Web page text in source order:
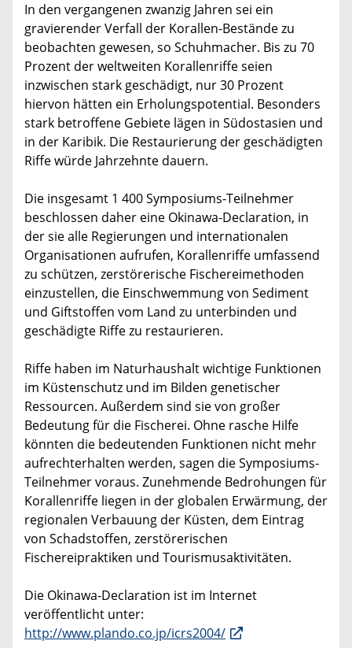
In den vergangenen zwanzig Jahren sei ein
gravierender Verfall der Korallen-Bestände zu
beobachten gewesen, so Schuhmacher. Bis zu 70
Prozent der weltweiten Korallenriffe seien
inzwischen stark geschädigt, nur 30 Prozent
hiervon hätten ein Erholungspotential. Besonders
stark betroffene Gebiete lägen in Südostasien und
in der Karibik. Die Restaurierung der geschädigten
Riffe würde Jahrzehnte dauern.
Die insgesamt 1 400 Symposiums-Teilnehmer
beschlossen daher eine Okinawa-Declaration, in
der sie alle Regierungen und internationalen
Organisationen aufrufen, Korallenriffe umfassend
zu schützen, zerstörerische Fischereimethoden
einzustellen, die Einschwemmung von Sediment
und Giftstoffen vom Land zu unterbinden und
geschädigte Riffe zu restaurieren.
Riffe haben im Naturhaushalt wichtige Funktionen
im Küstenschutz und im Bilden genetischer
Ressourcen. Außerdem sind sie von großer
Bedeutung für die Fischerei. Ohne rasche Hilfe
könnten die bedeutenden Funktionen nicht mehr
aufrechterhalten werden, sagen die Symposiums-
Teilnehmer voraus. Zunehmende Bedrohungen für
Korallenriffe liegen in der globalen Erwärmung, der
regionalen Verbauung der Küsten, dem Eintrag
von Schadstoffen, zerstörerischen
Fischereipraktiken und Tourismusaktivitäten.
Die Okinawa-Declaration ist im Internet
veröffentlicht unter:
http://www.plando.co.jp/icrs2004/